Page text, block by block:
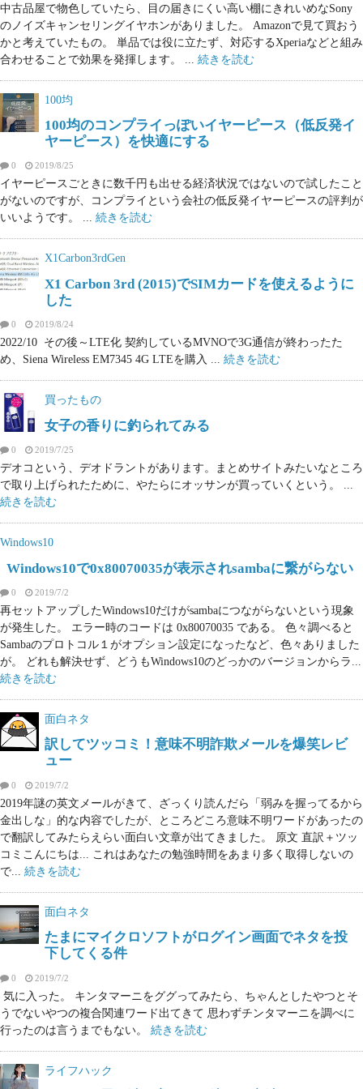
中古品屋で物色していたら、目の届きにくい高い棚にきれいめなSony
のノイズキャンセリングイヤホンがありました。 Amazonで見て買おう
かと考えていたもの。 単品では役に立たず、対応するXperiaなどと組み
合わせることで効果を発揮します。 ... 続きを読む
100均
100均のコンプライっぽいイヤーピース（低反発イ
ヤーピース）を快適にする
0 2019/8/25
イヤーピースごときに数千円も出せる経済状況ではないので試したこと
がないのですが、コンプライという会社の低反発イヤーピースの評判が
いいようです。 ... 続きを読む
X1Carbon3rdGen
X1 Carbon 3rd (2015)でSIMカードを使えるように
した
0 2019/8/24
2022/10 その後～LTE化 契約しているMVNOで3G通信が終わったた
め、Siena Wireless EM7345 4G LTEを購入 ... 続きを読む
買ったもの
女子の香りに釣られてみる
0 2019/7/25
デオコという、デオドラントがあります。まとめサイトみたいなところ
で取り上げられたために、やたらにオッサンが買っていくという。 ...
続きを読む
Windows10
Windows10で0x80070035が表示されsambaに繋がらない
0 2019/7/2
再セットアップしたWindows10だけがsambaにつながらないという現象
が発生した。 エラー時のコードは 0x80070035 である。 色々調べると
Sambaのプロトコル１がオプション設定になったなど、色々ありました
が。 どれも解決せず、どうもWindows10のどっかのバージョンからラ...
続きを読む
面白ネタ
訳してツッコミ！意味不明詐欺メールを爆笑レビ
ュー
0 2019/7/2
2019年謎の英文メールがきて、ざっくり読んだら「弱みを握ってるから
金出しな」的な内容でしたが、ところどころ意味不明ワードがあったの
で翻訳してみたらえらい面白い文章が出てきました。 原文 直訳＋ツッ
コミこんにちは... これはあなたの勉強時間をあまり多く取得しないの
で... 続きを読む
面白ネタ
たまにマイクロソフトがログイン画面でネタを投
下してくる件
0 2019/7/2
気に入った。 キンタマーニをググってみたら、ちゃんとしたやつとそ
うでないやつの複合関連ワード出てきて 思わずチンタマーニを調べに
行ったのは言うまでもない。 続きを読む
ライフハック